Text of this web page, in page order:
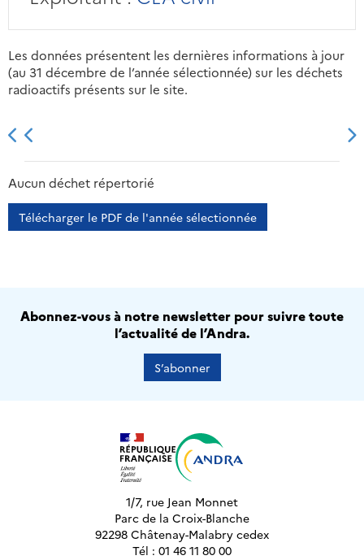
Les données présentent les dernières informations à jour
(au 31 décembre de l’année sélectionnée) sur les déchets
radioactifs présents sur le site.
2013 2014
Aucun déchet répertorié
Télécharger le PDF de l'année sélectionnée
Abonnez-vous à notre newsletter pour suivre toute
l’actualité de l’Andra.
S’abonner
1/7, rue Jean Monnet
Parc de la Croix-Blanche
92298 Châtenay-Malabry cedex
Tél : 01 46 11 80 00